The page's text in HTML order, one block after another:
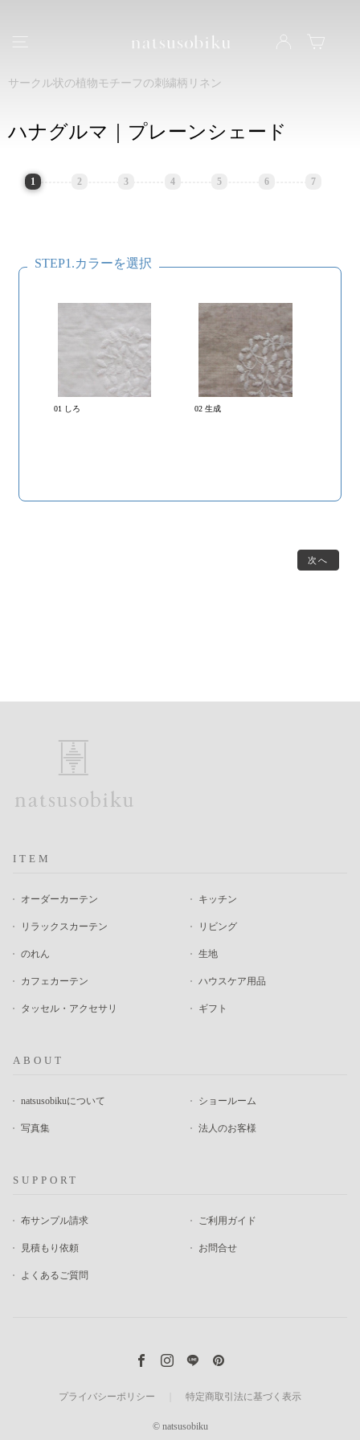
natsusobiku
サークル状の植物モチーフの刺繍柄リネン
ハナグルマ｜プレーンシェード
1 2 3 4 5 6 7
STEP1.カラーを選択
01 しろ 02 生成
次へ
ITEM
オーダーカーテン
リラックスカーテン
のれん
カフェカーテン
タッセル・アクセサリ
キッチン
リビング
生地
ハウスケア用品
ギフト
ABOUT
natsusobikuについて
写真集
ショールーム
法人のお客様
SUPPORT
布サンプル請求
見積もり依頼
よくあるご質問
ご利用ガイド
お問合せ
プライバシーポリシー 特定商取引法に基づく表示
© natsusobiku